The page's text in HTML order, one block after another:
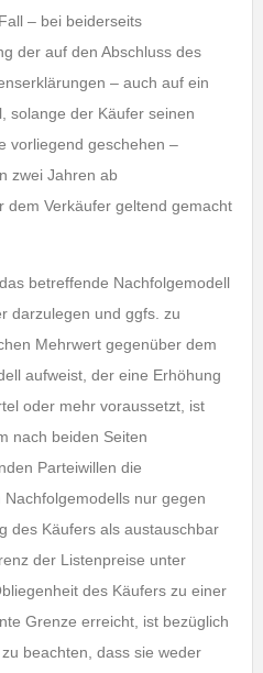
– bei beiderseits
der auf den Abschluss des
– auch auf ein
solange der Käufer seinen
vorliegend geschehen –
zwei Jahren ab
dem Verkäufer geltend gemacht
betreffende Nachfolgemodell
darzulegen und ggfs. zu
Mehrwert gegenüber dem
aufweist, der eine Erhöhung
oder mehr voraussetzt, ist
nach beiden Seiten
Parteiwillen die
nur gegen
des Käufers als austauschbar
der Listenpreise unter
des Käufers zu einer
Grenze erreicht, ist bezüglich
beachten, dass sie weder